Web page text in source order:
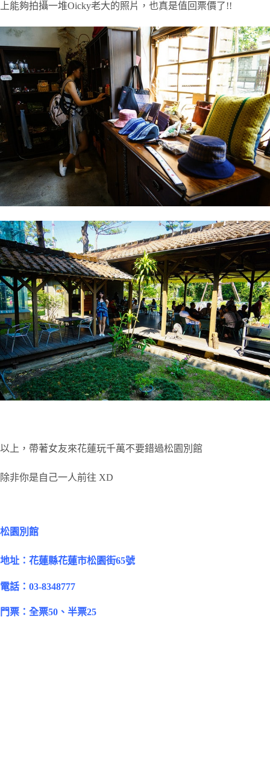
上能夠拍攝一堆Oicky老大的照片，也真是值回票價了!!
以上，帶著女友來花蓮玩千萬不要錯過松園別館
除非你是自己一人前往 XD
松園別館
地址： 花蓮縣花蓮市松園街65號
電話：03-8348777
門票：全票50、半票25